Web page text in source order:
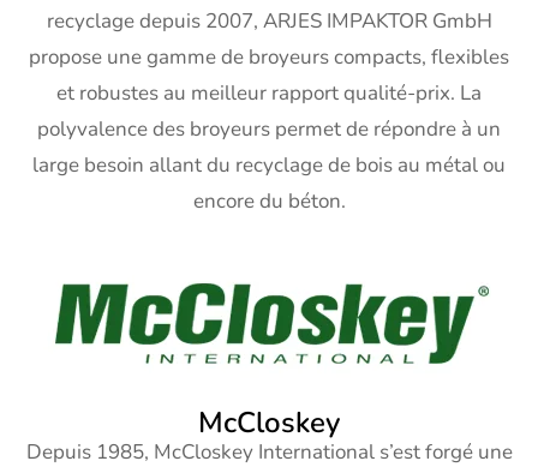
recyclage depuis 2007, ARJES IMPAKTOR GmbH
propose une gamme de broyeurs compacts, flexibles
et robustes au meilleur rapport qualité-prix. La
polyvalence des broyeurs permet de répondre à un
large besoin allant du recyclage de bois au métal ou
encore du béton.
McCloskey
Depuis 1985, McCloskey International s’est forgé une